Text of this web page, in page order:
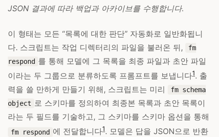
JSON 결과에 따라 백업과 아카이브를 수행합니다.
이 형태는 모든 “목록에 대한 판단” 자동화로 일반화됩니
다. 스크립트는 작업 디렉터리의 파일을 불러온 뒤,
fm
respond 를 통해 모델에 그 목록을 최종 파일과 초안 파일
이라는 두 그룹으로 분류하도록 프롬프트를 보냅니다1. 출
력을 쓸 만하게 만들기 위해, 스크립트는 미리
fm schema
object 로 스키마를 정의하여 최종본 목록과 초안 목록이
라는 두 필드를 기술하고, 그 스키마를 스키마 옵션을 통해
fm respond 에 전달합니다1. 모델은 답을 JSON으로 반환